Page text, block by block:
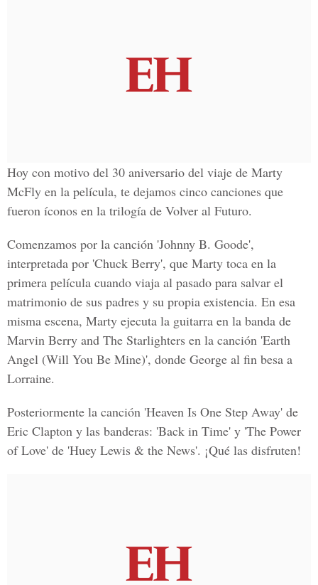
Hoy con motivo del 30 aniversario del viaje de Marty
McFly en la película, te dejamos cinco canciones que
fueron íconos en la trilogía de Volver al Futuro.
Comenzamos por la canción 'Johnny B. Goode',
interpretada por 'Chuck Berry', que Marty toca en la
primera película cuando viaja al pasado para salvar el
matrimonio de sus padres y su propia existencia. En esa
misma escena, Marty ejecuta la guitarra en la banda de
Marvin Berry and The Starlighters en la canción 'Earth
Angel (Will You Be Mine)', donde George al fin besa a
Lorraine.
Posteriormente la canción 'Heaven Is One Step Away' de
Eric Clapton y las banderas: 'Back in Time' y 'The Power
of Love' de 'Huey Lewis & the News'. ¡Qué las disfruten!